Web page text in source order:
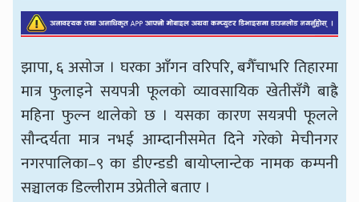
झापा, ६ असोज । घरका आँगन वरिपरि, बगैँचाभरि तिहारमा
मात्र फुलाइने सयपत्री फूलको व्यावसायिक खेतीसँगै बाह्रै
महिना फुल्न थालेको छ । यसका कारण सयत्रपी फूलले
सौन्दर्यता मात्र नभई आम्दानीसमेत दिने गरेको मेचीनगर
नगरपालिका–९ का डीएन्डडी बायोप्लान्टेक नामक कम्पनी
सञ्चालक डिल्लीराम उप्रेतीले बताए ।